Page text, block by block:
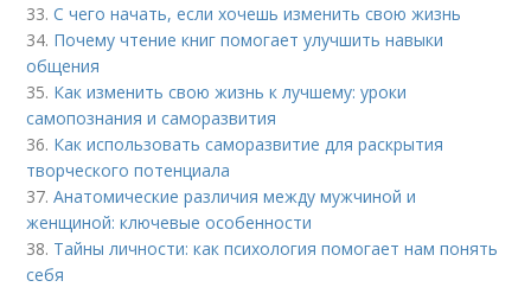
33.С чего начать, если хочешь изменить свою жизнь
34. Почему чтение книг помогает улучшить навыки
общения
35. Как изменить свою жизнь к лучшему: уроки
самопознания и саморазвития
36. Как использовать саморазвитие для раскрытия
творческого потенциала
37.Анатомические различия между мужчиной и
женщиной: ключевые особенности
38. Тайны личности: как психология помогает нам понять
себя